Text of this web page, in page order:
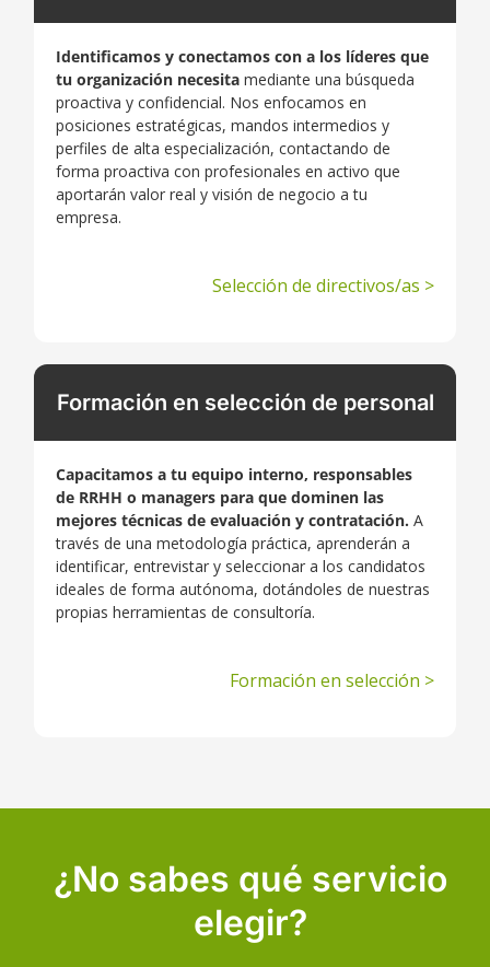
Identificamos y conectamos con a los líderes que
tu organización necesitamediante una búsqueda
proactiva y confidencial. Nos enfocamos en
posiciones estratégicas, mandos intermedios y
perfiles de alta especialización, contactando de
forma proactiva con profesionales en activo que
aportarán valor real y visión de negocio a tu
empresa.
Selección de directivos/as >
Formación en selección de personal
Capacitamos a tu equipo interno, responsables
de RRHH o managers para que dominen las
mejores técnicas de evaluación y contratación. A
través de una metodología práctica, aprenderán a
identificar, entrevistar y seleccionar a los candidatos
ideales de forma autónoma, dotándoles de nuestras
propias herramientas de consultoría.
Formación en selección >
¿No sabes qué servicio
elegir?